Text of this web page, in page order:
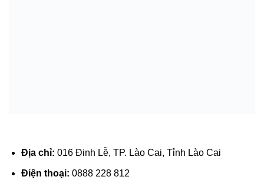
Địa chỉ: 016 Đinh Lễ, TP. Lào Cai, Tỉnh Lào Cai
Điện thoại: 0888 228 812